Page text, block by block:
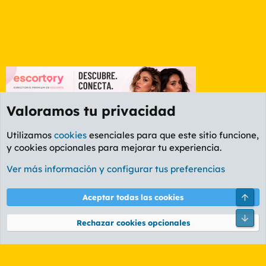
Foro General
Cookies
PL OLDSTYLE AMARILLO
Términos y reglas Política de privacidad Ayuda
Community platform by XenForo® © 2010-2026 XenForo Ltd.
Valoramos tu privacidad
Utilizamos cookies esenciales para que este sitio funcione,
y cookies opcionales para mejorar tu experiencia.
Ver más información y configurar tus preferencias
Aceptar todas las cookies
Rechazar cookies opcionales
Pie